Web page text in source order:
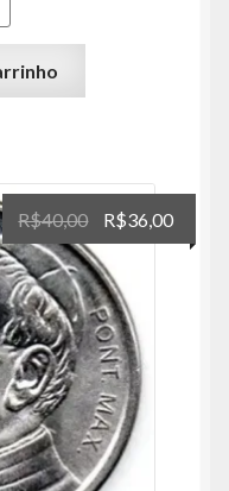
R$40,00
O
preço
original
era:
R$40,00.
R$36,00O
preço